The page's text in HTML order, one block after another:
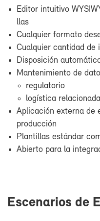
​Editor in­tui­ti­vo
llas
Cual­quier for­ma­to
Cual­quier can­ti­dad de
Dis­po­si­ción
Man­te­ni­mien­to de
re­gu­la­to­rio
lo­gís­ti­ca
Apli­ca­ción ex­ter­na de
pro­duc­ción
Plan­ti­llas es­tán­dar
Abier­to pa­ra la
Es­ce­na­rios de